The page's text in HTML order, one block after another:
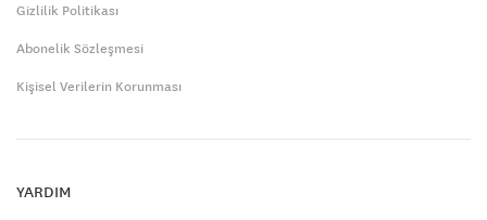
Gizlilik Politikası
Abonelik Sözleşmesi
Kişisel Verilerin Korunması
YARDIM